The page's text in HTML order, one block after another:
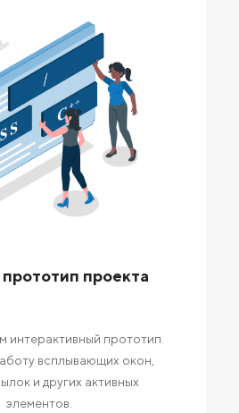
проекта
интерактивный прототип.
всплывающих окон,
и других активных
элементов.